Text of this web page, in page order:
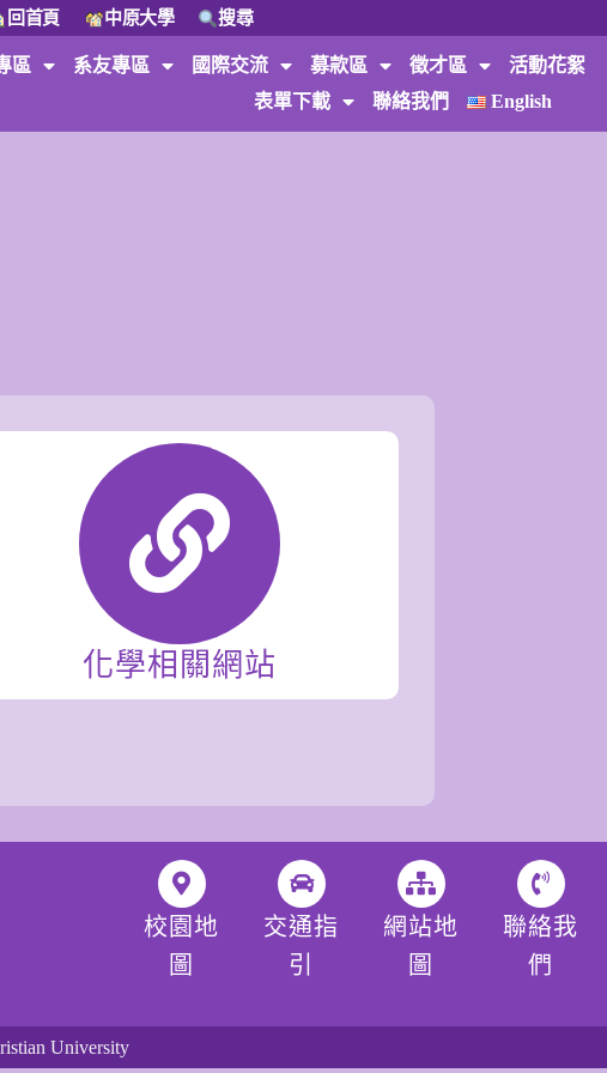
回首頁 中原大學 搜尋
區 系友專區 國際交流 募款區 徵才區
活動花絮
表單下載
聯絡我們 English
化學相關網站
校園地
圖
交通指
引
網站地
圖
聯絡我
們
University